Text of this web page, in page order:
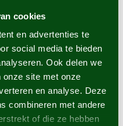
cookies
en advertenties te
social media te bieden
Ook delen we
onze site met onze
en analyse. Deze
combineren met andere
of die ze hebben
€4,95